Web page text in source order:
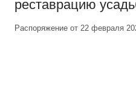
реставрацию
Распоряжение от 22 февраля